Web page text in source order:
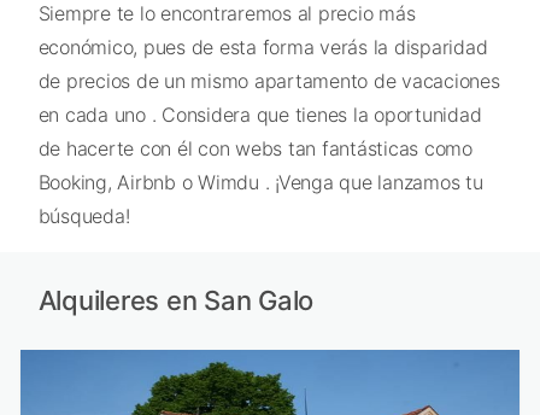
Siempre te lo encontraremos al precio más
económico, pues de esta forma verás la disparidad
de precios de un mismo apartamento de vacaciones
en cada uno . Considera que tienes la oportunidad
de hacerte con él con webs tan fantásticas como
Booking, Airbnb o Wimdu . ¡Venga que lanzamos tu
búsqueda!
Alquileres en San Galo